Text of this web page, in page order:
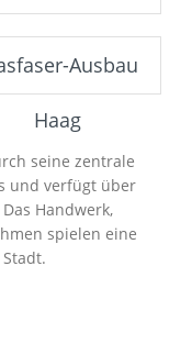
Ausbau
Haag
seine zentrale
und verfügt über
Handwerk,
spielen eine